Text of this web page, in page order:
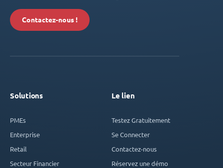
Contactez-nous !
Solutions
PMEs
Enterprise
Retail
Secteur Financier
Le lien
Testez Gratuitement
Se Connecter
Contactez-nous
Réservez une démo